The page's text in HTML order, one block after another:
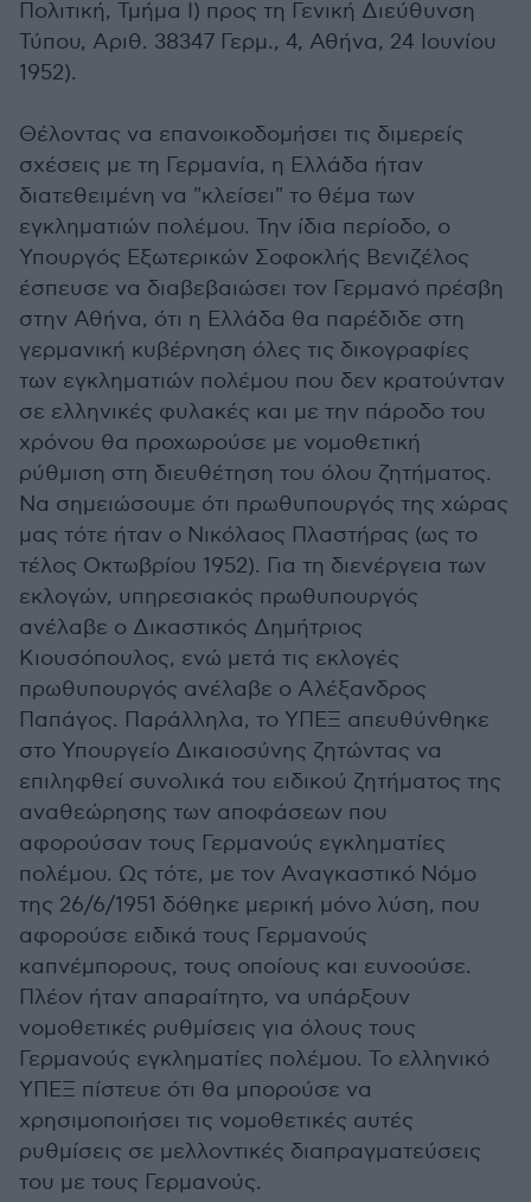
Πολιτική, Τμήμα Ι) προς τη Γενική Διεύθυνση
Τύπου, Αριθ. 38347 Γερμ., 4, Αθήνα, 24 Ιουνίου
1952).
Θέλοντας να επανοικοδομήσει τις διμερείς
σχέσεις με τη Γερμανία, η Ελλάδα ήταν
διατεθειμένη να "κλείσει" το θέμα των
εγκληματιών πολέμου. Την ίδια περίοδο, ο
Υπουργός Εξωτερικών Σοφοκλής Βενιζέλος
έσπευσε να διαβεβαιώσει τον Γερμανό πρέσβη
στην Αθήνα, ότι η Ελλάδα θα παρέδιδε στη
γερμανική κυβέρνηση όλες τις δικογραφίες
των εγκληματιών πολέμου που δεν κρατούνταν
σε ελληνικές φυλακές και με την πάροδο του
χρόνου θα προχωρούσε με νομοθετική
ρύθμιση στη διευθέτηση του όλου ζητήματος.
Να σημειώσουμε ότι πρωθυπουργός της χώρας
μας τότε ήταν ο Νικόλαος Πλαστήρας (ως το
τέλος Οκτωβρίου 1952). Για τη διενέργεια των
εκλογών, υπηρεσιακός πρωθυπουργός
ανέλαβε ο Δικαστικός Δημήτριος
Κιουσόπουλος, ενώ μετά τις εκλογές
πρωθυπουργός ανέλαβε ο Αλέξανδρος
Παπάγος. Παράλληλα, το ΥΠΕΞ απευθύνθηκε
στο Υπουργείο Δικαιοσύνης ζητώντας να
επιληφθεί συνολικά του ειδικού ζητήματος της
αναθεώρησης των αποφάσεων που
αφορούσαν τους Γερμανούς εγκληματίες
πολέμου. Ως τότε, με τον Αναγκαστικό Νόμο
της 26/6/1951 δόθηκε μερική μόνο λύση, που
αφορούσε ειδικά τους Γερμανούς
καπνέμπορους, τους οποίους και ευνοούσε.
Πλέον ήταν απαραίτητο, να υπάρξουν
νομοθετικές ρυθμίσεις για όλους τους
Γερμανούς εγκληματίες πολέμου. Το ελληνικό
ΥΠΕΞ πίστευε ότι θα μπορούσε να
χρησιμοποιήσει τις νομοθετικές αυτές
ρυθμίσεις σε μελλοντικές διαπραγματεύσεις
του με τους Γερμανούς.